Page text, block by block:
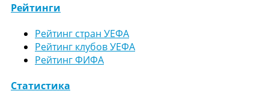
Рейтинги
Рейтинг стран УЕФА
Рейтинг клубов УЕФА
Рейтинг ФИФА
Статистика